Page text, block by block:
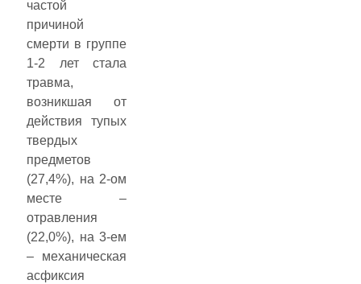
частой
причиной
смерти в группе
1-2 лет стала
травма,
возникшая от
действия тупых
твердых
предметов
(27,4%), на 2-ом
месте –
отравления
(22,0%), на 3-ем
– механическая
асфиксия